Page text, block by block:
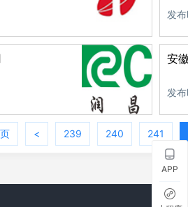
发
安
发
< 239 240 241
APP